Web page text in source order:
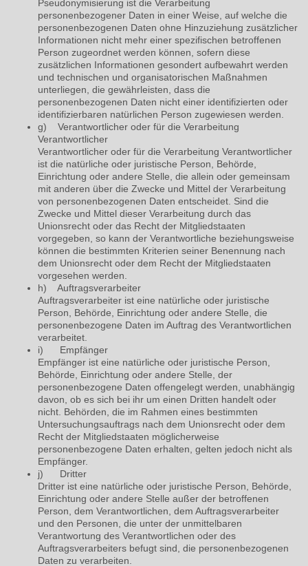
Pseudonymisierung ist die Verarbeitung
personenbezogener Daten in einer Weise, auf welche die
personenbezogenen Daten ohne Hinzuziehung zusätzlicher
Informationen nicht mehr einer spezifischen betroffenen
Person zugeordnet werden können, sofern diese
zusätzlichen Informationen gesondert aufbewahrt werden
und technischen und organisatorischen Maßnahmen
unterliegen, die gewährleisten, dass die
personenbezogenen Daten nicht einer identifizierten oder
identifizierbaren natürlichen Person zugewiesen werden.
g) Verantwortlicher oder für die Verarbeitung
Verantwortlicher
Verantwortlicher oder für die Verarbeitung Verantwortlicher
ist die natürliche oder juristische Person, Behörde,
Einrichtung oder andere Stelle, die allein oder gemeinsam
mit anderen über die Zwecke und Mittel der Verarbeitung
von personenbezogenen Daten entscheidet. Sind die
Zwecke und Mittel dieser Verarbeitung durch das
Unionsrecht oder das Recht der Mitgliedstaaten
vorgegeben, so kann der Verantwortliche beziehungsweise
können die bestimmten Kriterien seiner Benennung nach
dem Unionsrecht oder dem Recht der Mitgliedstaaten
vorgesehen werden.
h) Auftragsverarbeiter
Auftragsverarbeiter ist eine natürliche oder juristische
Person, Behörde, Einrichtung oder andere Stelle, die
personenbezogene Daten im Auftrag des Verantwortlichen
verarbeitet.
i) Empfänger
Empfänger ist eine natürliche oder juristische Person,
Behörde, Einrichtung oder andere Stelle, der
personenbezogene Daten offengelegt werden, unabhängig
davon, ob es sich bei ihr um einen Dritten handelt oder
nicht. Behörden, die im Rahmen eines bestimmten
Untersuchungsauftrags nach dem Unionsrecht oder dem
Recht der Mitgliedstaaten möglicherweise
personenbezogene Daten erhalten, gelten jedoch nicht als
Empfänger.
j) Dritter
Dritter ist eine natürliche oder juristische Person, Behörde,
Einrichtung oder andere Stelle außer der betroffenen
Person, dem Verantwortlichen, dem Auftragsverarbeiter
und den Personen, die unter der unmittelbaren
Verantwortung des Verantwortlichen oder des
Auftragsverarbeiters befugt sind, die personenbezogenen
Daten zu verarbeiten.